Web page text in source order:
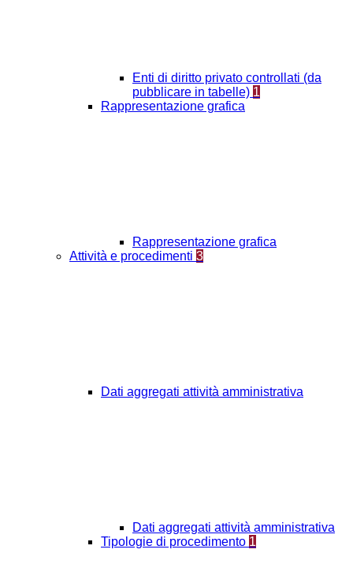
Enti di diritto privato controllati (da
pubblicare in tabelle) 1
Rappresentazione grafica
Rappresentazione grafica
Attività e procedimenti 3
Dati aggregati attività amministrativa
Dati aggregati attività amministrativa
Tipologie di procedimento 1